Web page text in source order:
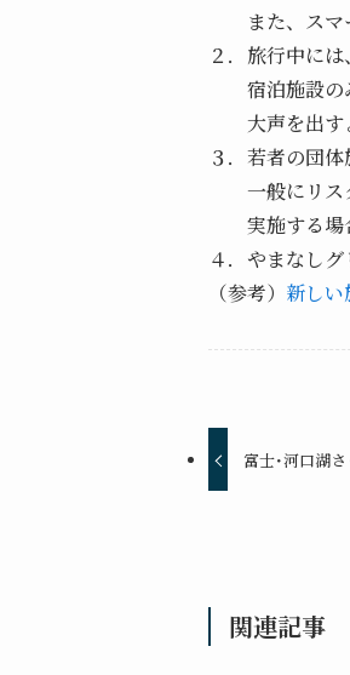
また、スマー
２．旅行中に
宿泊施設のみ
大声を出すよ
３．若者の団
一般にリスク
実施する場合
４．やまなし
（参考） 新しい
富士･河口湖
関連記事